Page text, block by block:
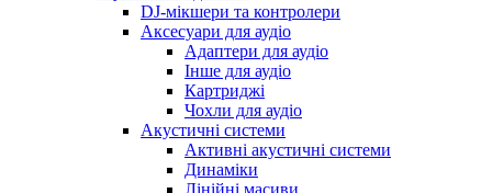
DJ-мікшери та контролери
Аксесуари для аудіо
Адаптери для аудіо
Інше для аудіо
Картриджі
Чохли для аудіо
Акустичні системи
Активні акустичні системи
Динаміки
Лінійні масиви